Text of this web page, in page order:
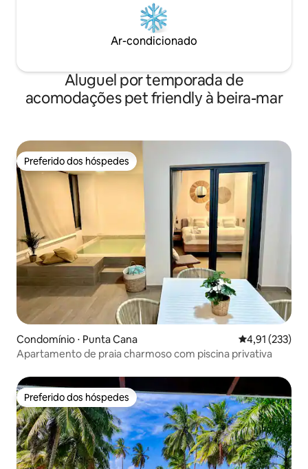
Ar-condicionado
Aluguel por temporada de
acomodações pet friendly à beira-mar
Preferido dos hóspedes
Preferido dos hóspedes
Condomínio ⋅ Punta Cana 4,91 de uma
4,91 (233)
Apartamento de praia charmoso com piscina privativa
Preferido dos hóspedes
Preferido dos hóspedes